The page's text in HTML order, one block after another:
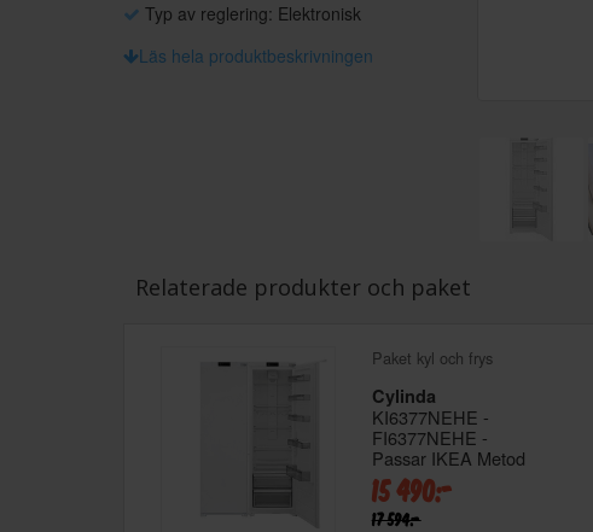
Typ av reglering: Elektronisk
Läs hela produktbeskrivningen
Relaterade produkter och paket
Paket kyl och frys
Cylinda
KI6377NEHE -
FI6377NEHE -
Passar IKEA Metod
15 490:-
17 594:-